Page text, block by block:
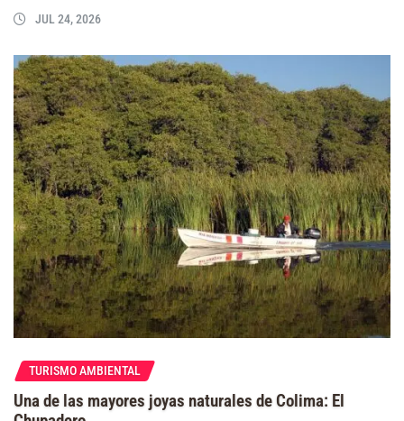
JUL 24, 2026
TURISMO AMBIENTAL
Una de las mayores joyas naturales de Colima: El